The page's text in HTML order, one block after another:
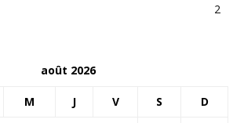
2
août 2026
M J V S D